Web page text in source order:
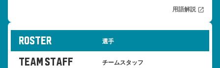
用語解説 open_in_new
roster 選手
TEAM STAFF チームスタッフ